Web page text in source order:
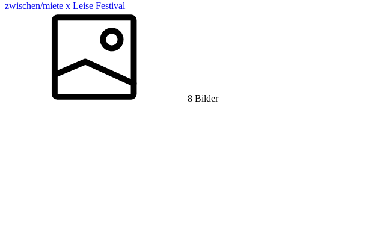
zwischen/miete x Leise Festival
8 Bilder